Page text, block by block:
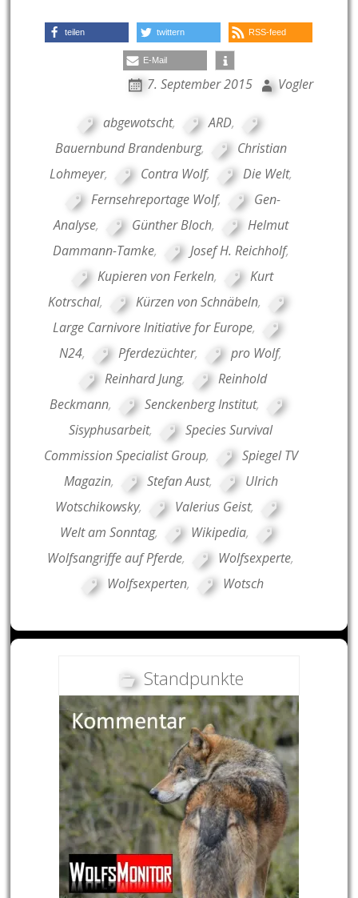
teilen twittern RSS-feed
E-Mail
7. September 2015 Vogler
abgewotscht, ARD,
Bauernbund Brandenburg,
Christian
Lohmeyer, Contra Wolf, Die Welt,
Fernsehreportage Wolf,
Gen-
Analyse, Günther Bloch,
Helmut
Dammann-Tamke, Josef H. Reichholf,
Kupieren von Ferkeln,
Kurt
Kotrschal, Kürzen von Schnäbeln,
Large Carnivore Initiative for Europe,
N24, Pferdezüchter, pro Wolf,
Reinhard Jung,
Reinhold
Beckmann, Senckenberg Institut,
Sisyphusarbeit,
Species Survival
Commission Specialist Group,
Spiegel TV
Magazin, Stefan Aust,
Ulrich
Wotschikowsky, Valerius Geist,
Welt am Sonntag, Wikipedia,
Wolfsangriffe auf Pferde, Wolfsexperte,
Wolfsexperten, Wotsch
Standpunkte